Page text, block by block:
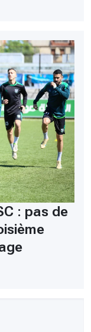
: pas de